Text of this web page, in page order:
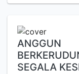
ANGGUN
SEGALA